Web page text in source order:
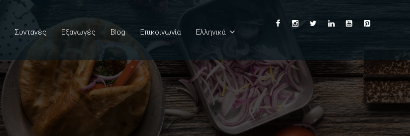
Συνταγές Εξαγωγές Blog Επικοινωνία Ελληνικά
English
Deutsch
Français